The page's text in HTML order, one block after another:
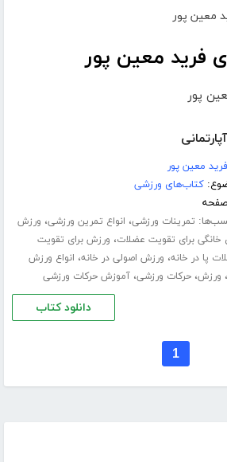
معین پور
فرید معین پور
پور
فرید معین پور
کتاب‌های ورزشی
تمرینات ورزشی، انواع تمرین ورزشی، ورزش
خانگی برای تقویت عضلات، ورزش برای تقویت
پا در خانه، ورزش اصولی در خانه، انواع ورزش
، ورزش،حرکات ورزشی،آموزش حرکات ورزشی
دانلود کتاب
1